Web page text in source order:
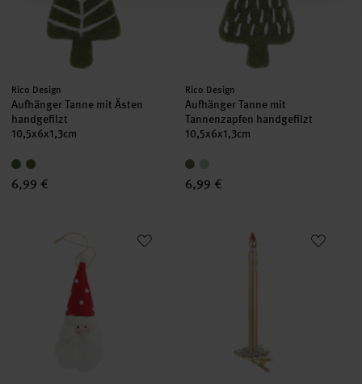
Hersteller:
Rico Design
Aufhänger Tanne mit Ästen
handgefilzt
10,5x6x1,3cm
6,99 €
Hersteller:
Rico Design
Aufhänger Tanne mit
Tannenzapfen handgefilzt
10,5x6x1,3cm
6,99 €
Aufhänger Filz-Weihnachtsmann mit JutebandBaumschmuck Glaskerze mit